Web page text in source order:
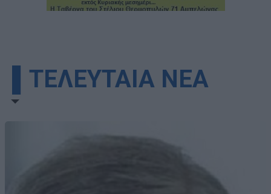
▌ΤΕΛΕΥΤΑΙΑ ΝΕΑ